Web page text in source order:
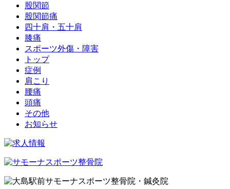
股関節
股関節痛
四十肩・五十肩
膝痛
スポーツ外傷・障害
トップ
症例
肩こり
腰痛
頭痛
その他
お知らせ